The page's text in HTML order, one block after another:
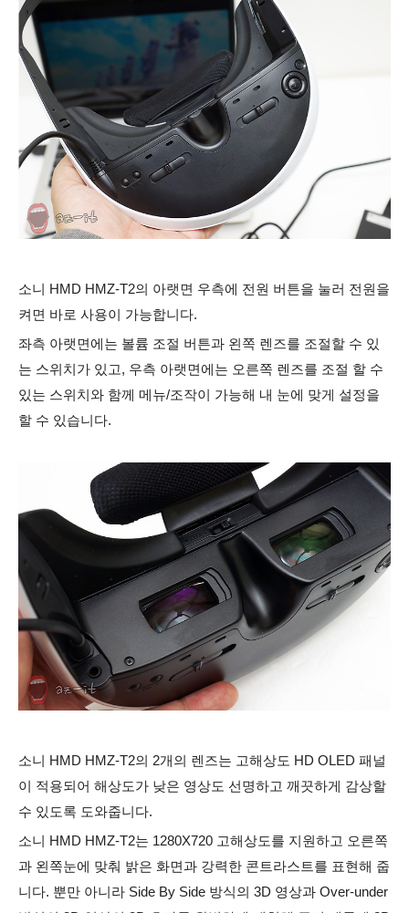
소니 HMD HMZ-T2의 아랫면 우측에 전원 버튼을 눌러 전원을
켜면 바로 사용이 가능합니다.
좌측 아랫면에는 볼륨 조절 버튼과 왼쪽 렌즈를 조절할 수 있
는 스위치가 있고, 우측 아랫면에는 오른쪽 렌즈를 조절 할 수
있는 스위치와 함께 메뉴/조작이 가능해 내 눈에 맞게 설정을
할 수 있습니다.
소니 HMD HMZ-T2의 2개의 렌즈는 고해상도 HD OLED 패널
이 적용되어 해상도가 낮은 영상도 선명하고 깨끗하게 감상할
수 있도록 도와줍니다.
소니 HMD HMZ-T2는 1280X720 고해상도를 지원하고 오른쪽
과 왼쪽눈에 맞춰 밝은 화면과 강력한 콘트라스트를 표현해 줍
니다. 뿐만 아니라 Side By Side 방식의 3D 영상과 Over-under